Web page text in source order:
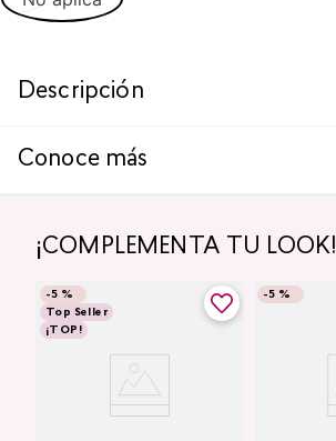
Descripción
Conoce más
¡COMPLEMENTA TU LOOK!
-5 %
Top Seller
¡TOP!
-5 %